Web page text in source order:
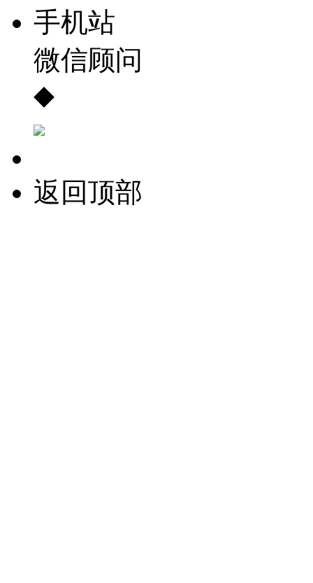
手机站
微信顾问
◆
返回顶部